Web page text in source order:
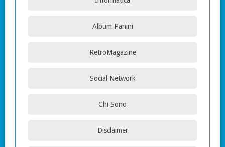
Album Panini
RetroMagazine
Social Network
Chi Sono
Disclaimer